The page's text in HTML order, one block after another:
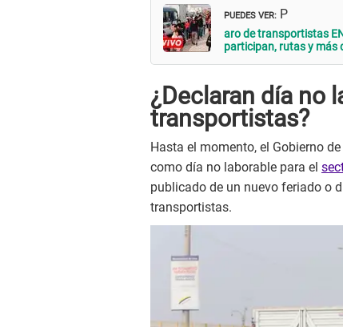
PUEDES VER: P
aro de transportistas
participan, rutas y más
¿Declaran día no
transportistas?
Hasta el momento, el Gobierno
como día no laborable para el
publicado de un nuevo feriado o
transportistas.